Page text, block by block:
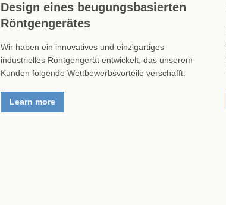
Design eines beugungsbasierten
Röntgengerätes
Wir haben ein innovatives und einzigartiges
industrielles Röntgengerät entwickelt, das unserem
Kunden folgende Wettbewerbsvorteile verschafft.
Learn more